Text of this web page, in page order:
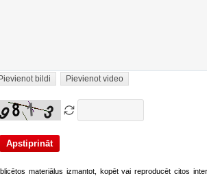
Pievienot bildi Pievienot video
materiālus izmantot, kopēt vai reproducēt citos